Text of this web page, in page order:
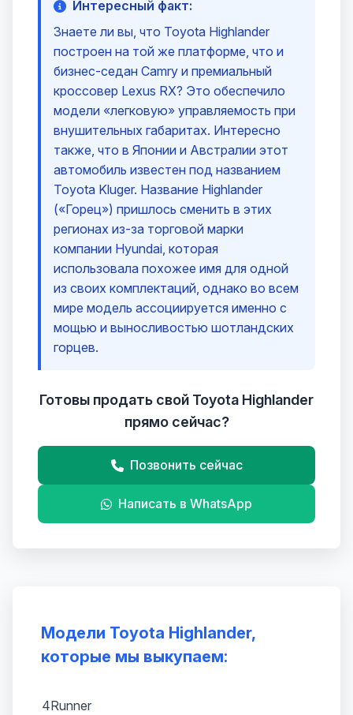
Модели Toyota Highlander,
которые мы выкупаем:
4Runner
Интересный факт:
Знаете ли вы, что Toyota Highlander
построен на той же платформе, что и
бизнес-седан Camry и премиальный
кроссовер Lexus RX? Это обеспечило
модели «легковую» управляемость при
внушительных габаритах. Интересно
также, что в Японии и Австралии этот
автомобиль известен под названием
Toyota Kluger. Название Highlander
(«Горец») пришлось сменить в этих
регионах из-за торговой марки
компании Hyundai, которая
использовала похожее имя для одной
из своих комплектаций, однако во всем
мире модель ассоциируется именно с
мощью и выносливостью шотландских
горцев.
Готовы продать свой Toyota Highlander
прямо сейчас?
Позвонить сейчас
Написать в WhatsApp